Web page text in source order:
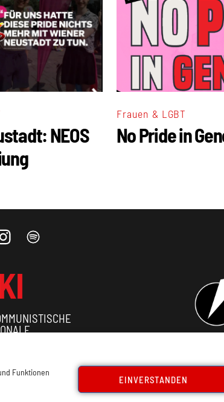
Funktionen
EINVERSTANDEN
NEOS
Frauen & LGBT
No Pride in
Datenschutz Kontakt